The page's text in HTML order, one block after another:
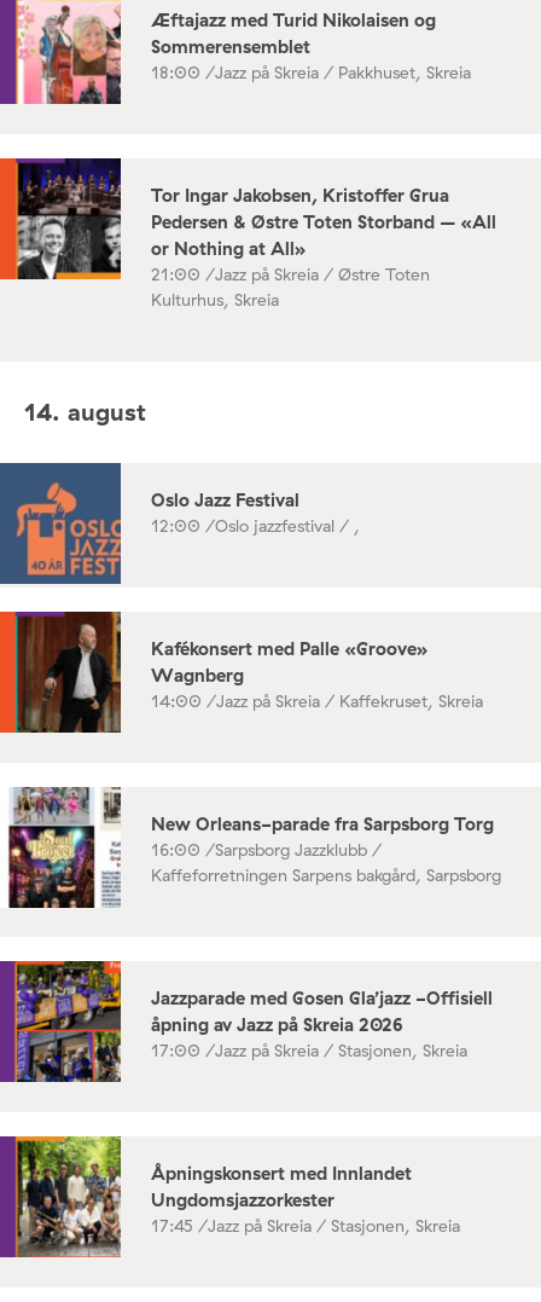
Æftajazz med Turid Nikolaisen og
Sommerensemblet
18:00 /Jazz på Skreia / Pakkhuset, Skreia
Tor Ingar Jakobsen, Kristoffer Grua
Pedersen & Østre Toten Storband – «All
or Nothing at All»
21:00 /Jazz på Skreia / Østre Toten
Kulturhus, Skreia
14. august
Oslo Jazz Festival
12:00 /Oslo jazzfestival / ,
Kafékonsert med Palle «Groove»
Wagnberg
14:00 /Jazz på Skreia / Kaffekruset, Skreia
New Orleans-parade fra Sarpsborg Torg
16:00 /Sarpsborg Jazzklubb /
Kaffeforretningen Sarpens bakgård, Sarpsborg
Jazzparade med Gosen Gla’jazz -Offisiell
åpning av Jazz på Skreia 2026
17:00 /Jazz på Skreia / Stasjonen, Skreia
Åpningskonsert med Innlandet
Ungdomsjazzorkester
17:45 /Jazz på Skreia / Stasjonen, Skreia